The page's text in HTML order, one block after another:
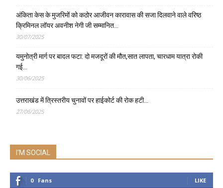
अंकिता केस के मुजरिमों को कठोर आजीवन कारावास की सजा दिलवाने वाले वरिष्ठ
क्रिमिनल लॉयर अवनीश नेगी जी सम्मानित…
30/07/2025
यमुनोत्री मार्ग पर बादल फटा: दो मजदूरों की मौत,सात लापता, चारधाम यात्रा रोकी
गई…
30/06/2025
उत्तराखंड में त्रिस्तरीय चुनावों पर हाईकोर्ट की रोक हटी…
27/06/2025
I'M SOCIAL
0 Fans LIKE